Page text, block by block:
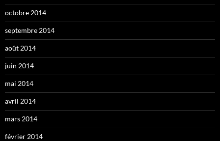
octobre 2014
septembre 2014
août 2014
juin 2014
mai 2014
avril 2014
mars 2014
février 2014